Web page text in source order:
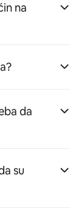
na
da
su